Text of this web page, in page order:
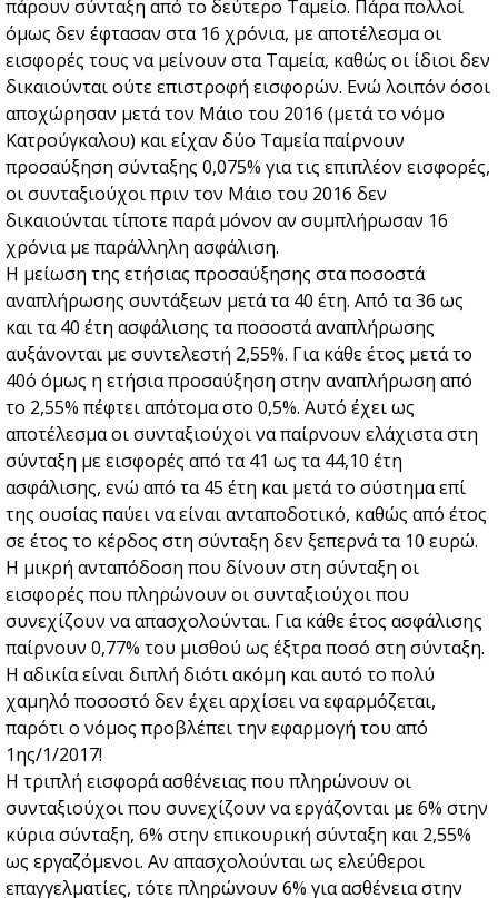
πάρουν σύνταξη από το δεύτερο Ταμείο. Πάρα πολλοί
όμως δεν έφτασαν στα 16 χρόνια, με αποτέλεσμα οι
εισφορές τους να μείνουν στα Ταμεία, καθώς οι ίδιοι δεν
δικαιούνται ούτε επιστροφή εισφορών. Ενώ λοιπόν όσοι
αποχώρησαν μετά τον Μάιο του 2016 (μετά το νόμο
Κατρούγκαλου) και είχαν δύο Ταμεία παίρνουν
προσαύξηση σύνταξης 0,075% για τις επιπλέον εισφορές,
οι συνταξιούχοι πριν τον Μάιο του 2016 δεν
δικαιούνται τίποτε παρά μόνον αν συμπλήρωσαν 16
χρόνια με παράλληλη ασφάλιση.
Η μείωση της ετήσιας προσαύξησης στα ποσοστά
αναπλήρωσης συντάξεων μετά τα 40 έτη. Από τα 36 ως
και τα 40 έτη ασφάλισης τα ποσοστά αναπλήρωσης
αυξάνονται με συντελεστή 2,55%. Για κάθε έτος μετά το
40ό όμως η ετήσια προσαύξηση στην αναπλήρωση από
το 2,55% πέφτει απότομα στο 0,5%. Αυτό έχει ως
αποτέλεσμα οι συνταξιούχοι να παίρνουν ελάχιστα στη
σύνταξη με εισφορές από τα 41 ως τα 44,10 έτη
ασφάλισης, ενώ από τα 45 έτη και μετά το σύστημα επί
της ουσίας παύει να είναι ανταποδοτικό, καθώς από έτος
σε έτος το κέρδος στη σύνταξη δεν ξεπερνά τα 10 ευρώ.
Η μικρή ανταπόδοση που δίνουν στη σύνταξη οι
εισφορές που πληρώνουν οι συνταξιούχοι που
συνεχίζουν να απασχολούνται. Για κάθε έτος ασφάλισης
παίρνουν 0,77% του μισθού ως έξτρα ποσό στη σύνταξη.
Η αδικία είναι διπλή διότι ακόμη και αυτό το πολύ
χαμηλό ποσοστό δεν έχει αρχίσει να εφαρμόζεται,
παρότι ο νόμος προβλέπει την εφαρμογή του από
1ης/1/2017!
Η τριπλή εισφορά ασθένειας που πληρώνουν οι
συνταξιούχοι που συνεχίζουν να εργάζονται με 6% στην
κύρια σύνταξη, 6% στην επικουρική σύνταξη και 2,55%
ως εργαζόμενοι. Αν απασχολούνται ως ελεύθεροι
επαγγελματίες, τότε πληρώνουν 6% για ασθένεια στην